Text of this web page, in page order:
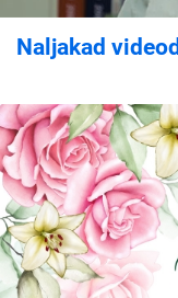
Naljakad videod